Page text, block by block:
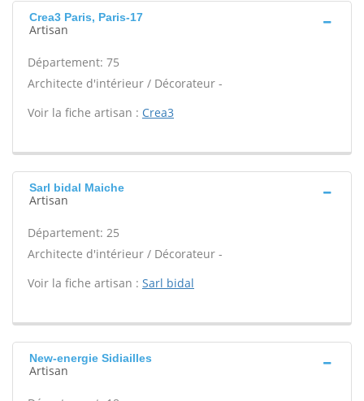
Crea3 Paris, Paris-17
Artisan
Département: 75
Architecte d'intérieur / Décorateur -
Voir la fiche artisan : Crea3
Sarl bidal Maiche
Artisan
Département: 25
Architecte d'intérieur / Décorateur -
Voir la fiche artisan : Sarl bidal
New-energie Sidiailles
Artisan